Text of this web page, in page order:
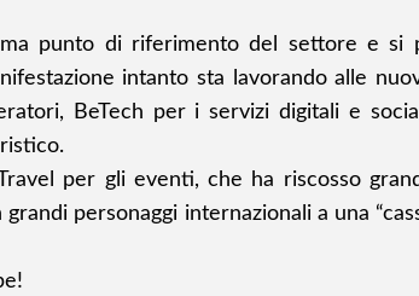
punto di riferimento del settore e si
intanto sta lavorando alle
BeTech per i servizi digitali e
per gli eventi, che ha riscosso
personaggi internazionali a una